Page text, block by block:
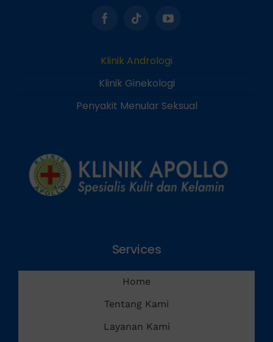
Klinik Andrologi
Klinik Ginekologi
Penyakit Menular Seksual
Services
Home
Tentang Kami
Layanan Kami